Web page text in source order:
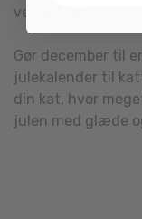
ved dit køb.
Gør december til
julekalender til
din kat, hvor
julen med glæde